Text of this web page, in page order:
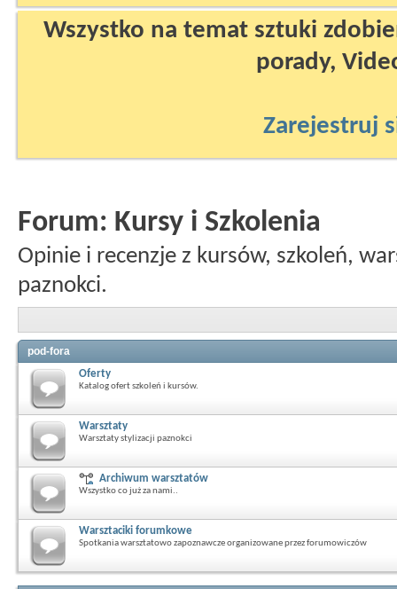
Wszystko na temat sztuki
porady,
Zarejestruj
Forum: Kursy i Szkolenia
Opinie i recenzje z kursów, szkoleń,
paznokci.
pod-fora
Oferty
Katalog ofert szkoleń i kursów.
Warsztaty
Warsztaty stylizacji paznokci
Archiwum warsztatów
Wszystko co już za nami..
Warsztaciki forumkowe
Spotkania warsztatowo zapoznawcze organizowane przez forumowiczów